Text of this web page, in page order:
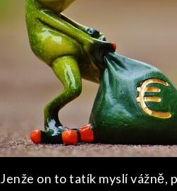
Jenže on to tatík myslí vážně,